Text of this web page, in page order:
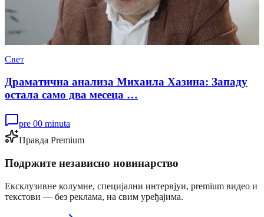
Свет
Драматична анализа Михаила Хазина: Западу
остала само два месеца …
pre 00 minuta
Правда Premium
Подржите независно новинарство
Ексклузивне колумне, специјални интервјуи, premium видео и
текстови — без реклама, на свим уређајима.